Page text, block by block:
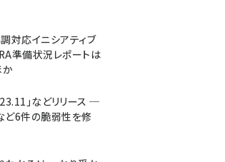
対応イニシアティブ
準備状況レポートは
か
」などリリース ─
ど6件の脆弱性を修